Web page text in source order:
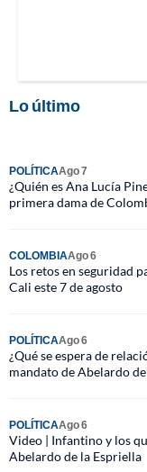
Lo último
POLÍTICAAgo 7
¿Quién es Ana Lucía
primera dama de
COLOMBIAAgo 6
Los retos en seguridad
Cali este 7 de agosto
POLÍTICAAgo 6
¿Qué se espera de
mandato de Abelardo
POLÍTICAAgo 6
Video | Infantino y los
Abelardo de la Espriella